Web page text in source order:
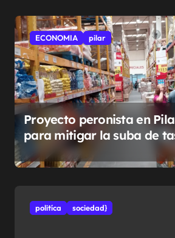
ECONOMIA pilar
Proyecto peronista en
para mitigar la suba de
municipales
politíca sociedad}